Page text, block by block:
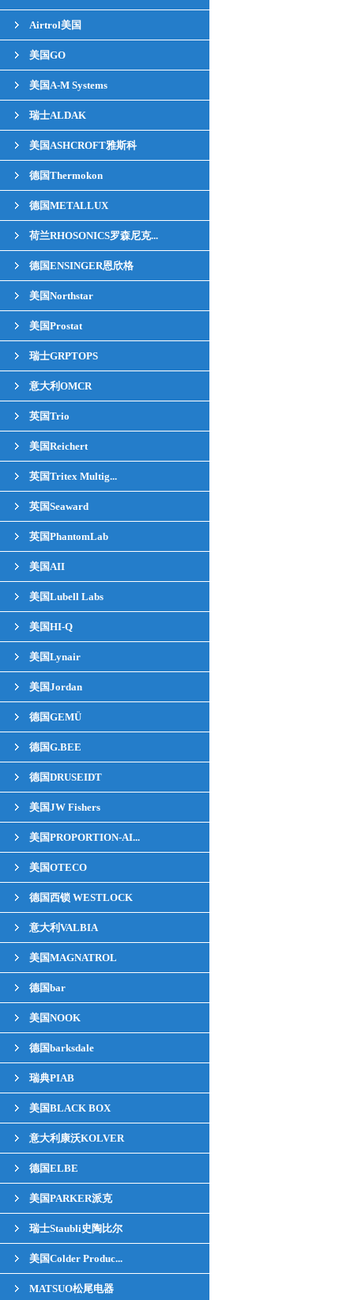
Airtrol美国
美国GO
美国A-M Systems
瑞士ALDAK
美国ASHCROFT雅斯科
德国Thermokon
德国METALLUX
荷兰RHOSONICS罗森尼克...
德国ENSINGER恩欣格
美国Northstar
美国Prostat
瑞士GRPTOPS
意大利OMCR
英国Trio
美国Reichert
英国Tritex Multig...
英国Seaward
英国PhantomLab
美国AII
美国Lubell Labs
美国HI-Q
美国Lynair
美国Jordan
德国GEMÜ
德国G.BEE
德国DRUSEIDT
美国JW Fishers
美国PROPORTION-AI...
美国OTECO
德国西锁 WESTLOCK
意大利VALBIA
美国MAGNATROL
德国bar
美国NOOK
德国barksdale
瑞典PIAB
美国BLACK BOX
意大利康沃KOLVER
德国ELBE
美国PARKER派克
瑞士Staubli史陶比尔
美国Colder Produc...
MATSUO松尾电器